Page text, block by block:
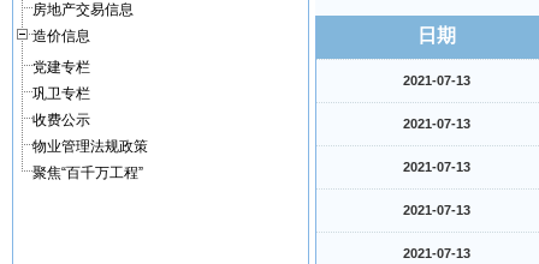
房地产交易信息
造价信息
党建专栏
巩卫专栏
收费公示
物业管理法规政策
聚焦“百千万工程”
日期
2021-07-13
2021-07-13
2021-07-13
2021-07-13
2021-07-13